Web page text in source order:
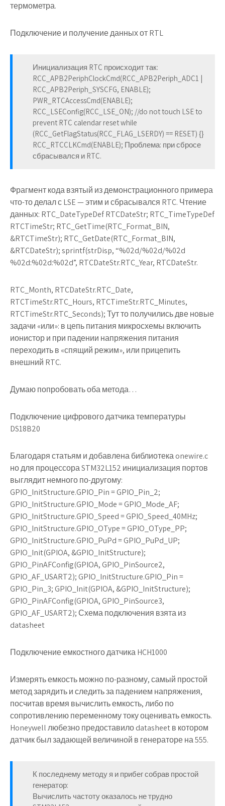
термометра.
Подключение и получение данных от RTL
Инициализация RTC происходит так:
RCC_APB2PeriphClockCmd(RCC_APB2Periph_ADC1 |
RCC_APB2Periph_SYSCFG, ENABLE);
PWR_RTCAccessCmd(ENABLE);
RCC_LSEConfig(RCC_LSE_ON); //do not touch LSE to
prevent RTC calendar reset while
(RCC_GetFlagStatus(RCC_FLAG_LSERDY) == RESET) {}
RCC_RTCCLKCmd(ENABLE); Проблема: при сбросе
сбрасывался и RTC.
Фрагмент кода взятый из демонстрационного примера
что-то делал с LSE — этим и сбрасывался RTC. Чтение
данных: RTC_DateTypeDef RTCDateStr; RTC_TimeTypeDef
RTCTimeStr; RTC_GetTime(RTC_Format_BIN,
&RTCTimeStr); RTC_GetDate(RTC_Format_BIN,
&RTCDateStr); sprintf(strDisp, “%02d/%02d/%02d
%02d:%02d:%02d”, RTCDateStr.RTC_Year, RTCDateStr.
RTC_Month, RTCDateStr.RTC_Date,
RTCTimeStr.RTC_Hours, RTCTimeStr.RTC_Minutes,
RTCTimeStr.RTC_Seconds); Тут то получились две новые
задачи «или»: в цепь питания микросхемы включить
ионистор и при падении напряжения питания
переходить в «спящий режим», или прицепить
внешний RTC.
Думаю попробовать оба метода…
Подключение цифрового датчика температуры
DS18B20
Благодаря статьям и добавлена библиотека onewire.c
но для процессора STM32L152 инициализация портов
выглядит немного по-другому:
GPIO_InitStructure.GPIO_Pin = GPIO_Pin_2;
GPIO_InitStructure.GPIO_Mode = GPIO_Mode_AF;
GPIO_InitStructure.GPIO_Speed = GPIO_Speed_40MHz;
GPIO_InitStructure.GPIO_OType = GPIO_OType_PP;
GPIO_InitStructure.GPIO_PuPd = GPIO_PuPd_UP;
GPIO_Init(GPIOA, &GPIO_InitStructure);
GPIO_PinAFConfig(GPIOA, GPIO_PinSource2,
GPIO_AF_USART2); GPIO_InitStructure.GPIO_Pin =
GPIO_Pin_3; GPIO_Init(GPIOA, &GPIO_InitStructure);
GPIO_PinAFConfig(GPIOA, GPIO_PinSource3,
GPIO_AF_USART2); Схема подключения взята из
datasheet
Подключение емкостного датчика HCH1000
Измерять емкость можно по-разному, самый простой
метод зарядить и следить за падением напряжения,
посчитав время вычислить емкость, либо по
сопротивлению переменному току оценивать емкость.
Honeywell любезно предоставило datasheet в котором
датчик был задающей величиной в генераторе на 555.
К последнему методу я и прибег собрав простой
генератор:
Вычислить частоту оказалось не трудно